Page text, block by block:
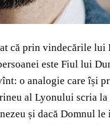
prin vindecările lui
este Fiul lui
o analogie care își
al Lyonului scria
și dacă